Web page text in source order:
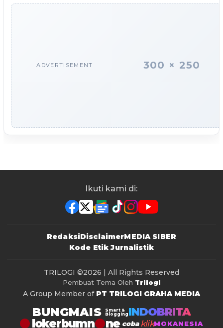
ADVERTISEMENT 300 × 250
Ikuti kami di:
RedaksiDisclaimerMEDIA SIBER
Kode Etik Jurnalistik
TRILOGI ©2026 | All Rights Reserved
Pembuat Tema Oleh Trilogi
A Group Member of PT TRILOGI GRAHA MEDIA
BUNGMAIS
Smart &
Blogging INDOBRITA
lokerbumn coba klikMOKANESIA